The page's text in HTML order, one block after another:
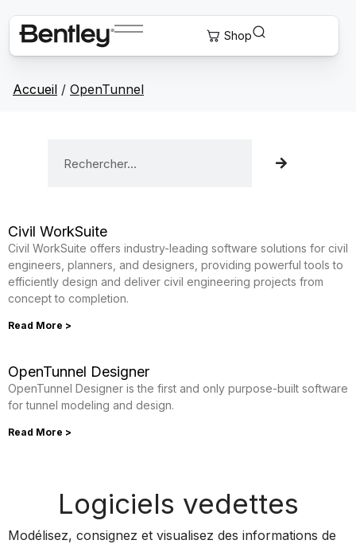
Accueil / OpenTunnel
Civil WorkSuite
Civil WorkSuite offers industry-leading software solutions for civil
engineers, planners, and designers, providing powerful tools to
efficiently design and deliver civil engineering projects from
concept to completion.
Read More >
OpenTunnel Designer
OpenTunnel Designer is the first and only purpose-built software
for tunnel modeling and design.
Read More >
Logiciels vedettes
MicroStation
Modélisez, consignez et visualisez des informations de